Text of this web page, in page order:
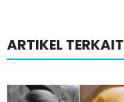
ARTIKEL TERKAIT